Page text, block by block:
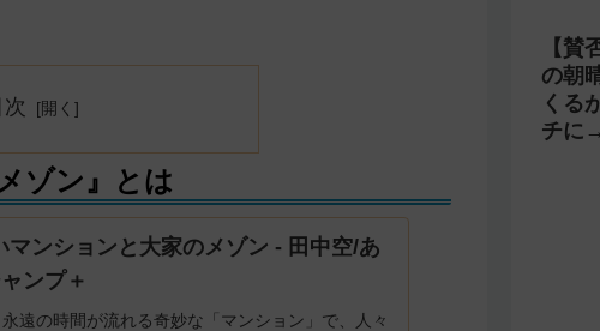
ゾン』とは
マンションと大家のメゾン - 田中空/あ
ンプ＋
遠の時間が流れる奇妙な「マンション」で、人々
【賛
の朝
くる
チに